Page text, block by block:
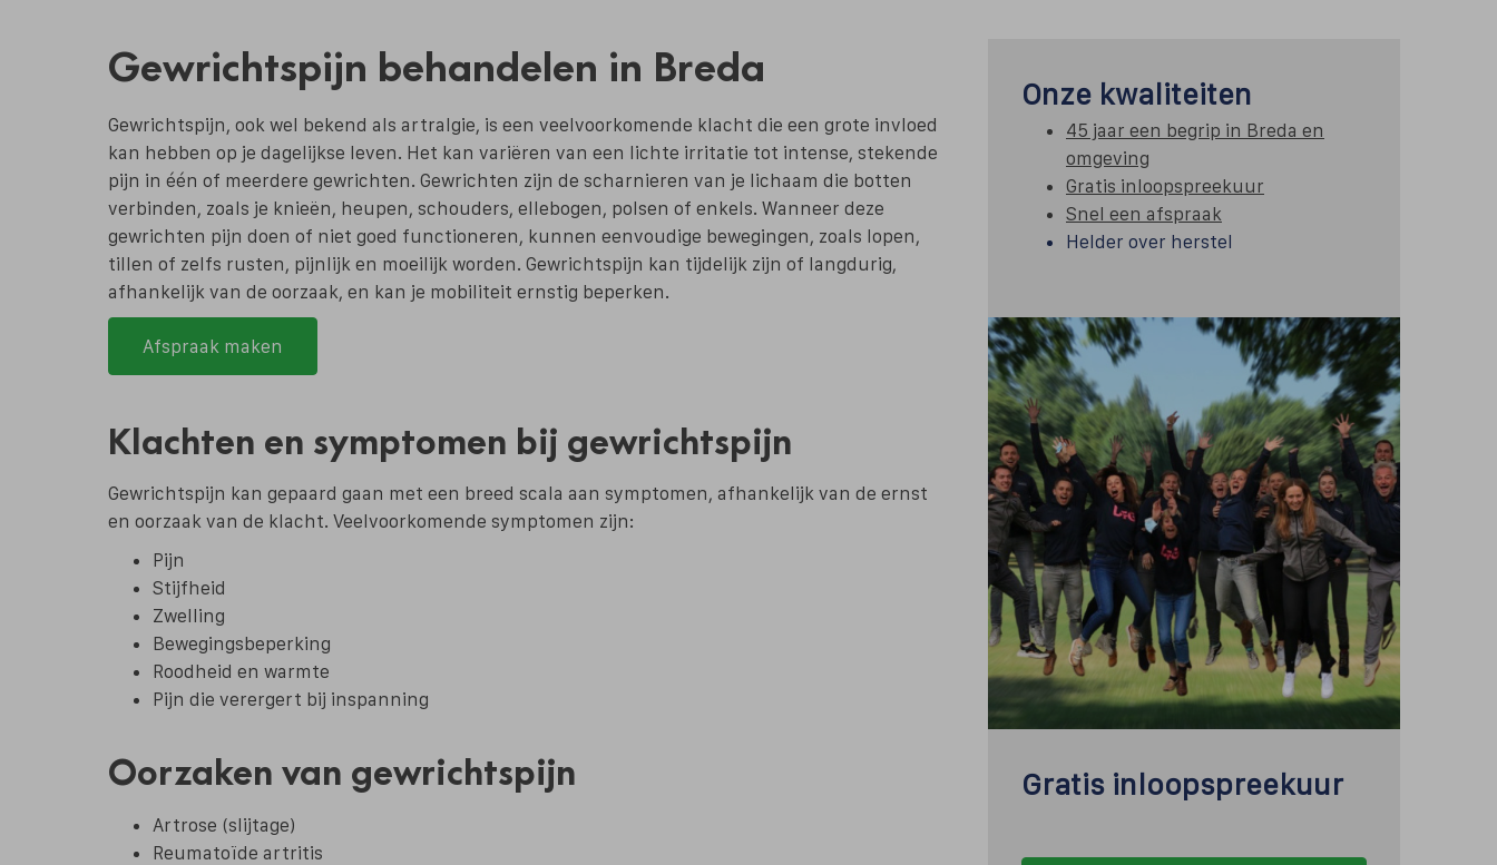
Gewrichtspijn behandelen in Breda
Gewrichtspijn, ook wel bekend als artralgie, is een veelvoorkomende klacht die een grote invloed
kan hebben op je dagelijkse leven. Het kan variëren van een lichte irritatie tot intense, stekende
pijn in één of meerdere gewrichten. Gewrichten zijn de scharnieren van je lichaam die botten
verbinden, zoals je knieën, heupen, schouders, ellebogen, polsen of enkels. Wanneer deze
gewrichten pijn doen of niet goed functioneren, kunnen eenvoudige bewegingen, zoals lopen,
tillen of zelfs rusten, pijnlijk en moeilijk worden. Gewrichtspijn kan tijdelijk zijn of langdurig,
afhankelijk van de oorzaak, en kan je mobiliteit ernstig beperken.
Afspraak maken
Klachten en symptomen bij gewrichtspijn
Gewrichtspijn kan gepaard gaan met een breed scala aan symptomen, afhankelijk van de ernst
en oorzaak van de klacht. Veelvoorkomende symptomen zijn:
Pijn
Stijfheid
Zwelling
Bewegingsbeperking
Roodheid en warmte
Pijn die verergert bij inspanning
Oorzaken van gewrichtspijn
Artrose (slijtage)
Reumatoïde artritis
Onze kwaliteiten
45 jaar een begrip in Breda en
omgeving
Gratis inloopspreekuur
Snel een afspraak
Helder over herstel
Gratis inloopspreekuur